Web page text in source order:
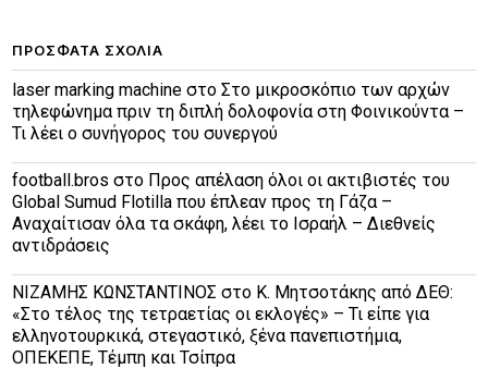
ΠΡΌΣΦΑΤΑ ΣΧΌΛΙΑ
laser marking machine στοΣτο μικροσκόπιο των αρχών
τηλεφώνημα πριν τη διπλή δολοφονία στη Φοινικούντα –
Τι λέει ο συνήγορος του συνεργού
football.bros στο Προς απέλαση όλοι οι ακτιβιστές του
Global Sumud Flotilla που έπλεαν προς τη Γάζα –
Αναχαίτισαν όλα τα σκάφη, λέει το Ισραήλ – Διεθνείς
αντιδράσεις
ΝΙΖΑΜΗΣ ΚΩΝΣΤΑΝΤΙΝΟΣ στο Κ. Μητσοτάκης από ΔΕΘ:
«Στο τέλος της τετραετίας οι εκλογές» – Τι είπε για
ελληνοτουρκικά, στεγαστικό, ξένα πανεπιστήμια,
ΟΠΕΚΕΠΕ, Τέμπη και Τσίπρα